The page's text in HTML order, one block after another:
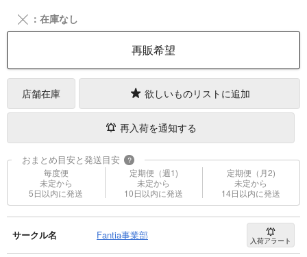
╳ ：在庫なし
再販希望
店舗在庫 欲しいものリストに追加
再入荷を通知する
おまとめ目安と発送目安 ?
毎度便
未定から
5日以内に発送
定期便（週1)
未定から
10日以内に発送
定期便（月2)
未定から
14日以内に発送
サークル名 Fantia事業部 入荷アラート